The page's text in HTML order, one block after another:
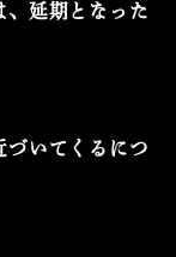
、延期となった
づいてくるにつ